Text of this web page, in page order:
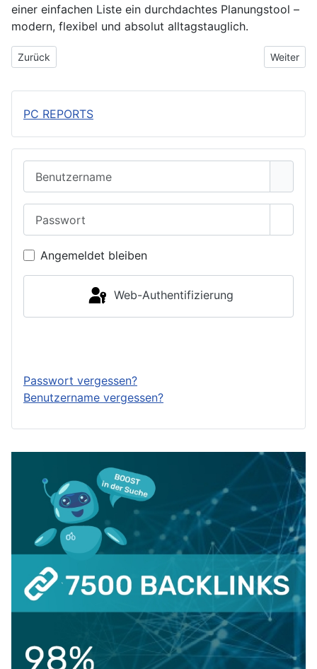
einer einfachen Liste ein durchdachtes Planungstool –
modern, flexibel und absolut alltagstauglich.
Vorheriger Beitrag: Kochkurs als Erlebnis: Kulinarische Events,
Zurück Nächster
Weiter
PC REPORTS
Angemeldet bleiben
Web-Authentifizierung
Passwort vergessen?
Benutzername vergessen?